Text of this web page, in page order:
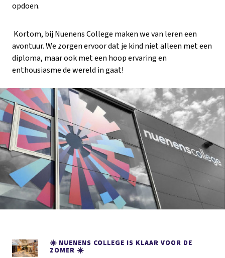
opdoen.
Kortom, bij Nuenens College maken we van leren een
avontuur. We zorgen ervoor dat je kind niet alleen met een
diploma, maar ook met een hoop ervaring en
enthousiasme de wereld in gaat!
☀️ NUENENS COLLEGE IS KLAAR VOOR DE
ZOMER ☀️